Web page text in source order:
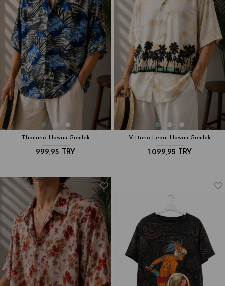
Thailand Hawaii Gömlek
999,95 TRY
Vittorio Leoni Hawaii Gömlek
1.099,95 TRY